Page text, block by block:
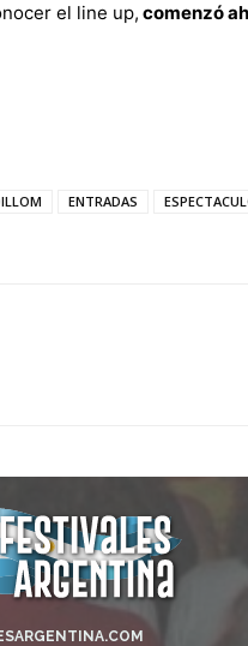
el line up, comenzó
ENTRADAS